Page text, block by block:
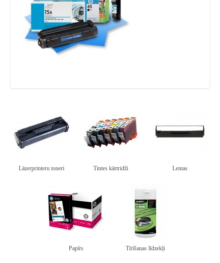
Lāzerprinteru toneri Tintes kārtridži Lentas
Papīrs Tīrīšanas līdzekļi